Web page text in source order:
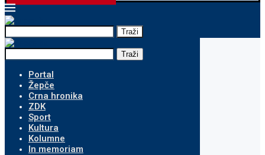
Traži
Traži
Portal
Žepče
Crna hronika
ZDK
Sport
Kultura
Kolumne
In memoriam